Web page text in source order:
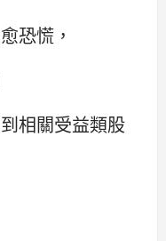
恐慌，
相關受益類股